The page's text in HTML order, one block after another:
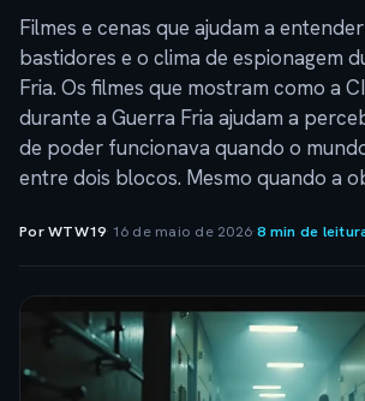
Filmes e cenas que ajudam a
bastidores e o clima de espionagem
Fria. Os filmes que mostram como a
durante a Guerra Fria ajudam a
de poder funcionava quando o
entre dois blocos. Mesmo quando a
Por WTW19· 16 de maio de 2026·8 min de